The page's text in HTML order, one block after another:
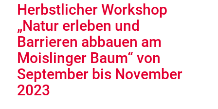
Herbstlicher Workshop
„Natur erleben und
Barrieren abbauen am
Moislinger Baum“ von
September bis November
2023